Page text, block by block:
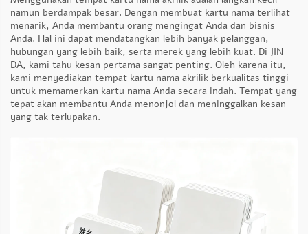
namun berdampak besar. Dengan membuat kartu nama terlihat
menarik, Anda membantu orang mengingat Anda dan bisnis
Anda. Hal ini dapat mendatangkan lebih banyak pelanggan,
hubungan yang lebih baik, serta merek yang lebih kuat. Di JIN
DA, kami tahu kesan pertama sangat penting. Oleh karena itu,
kami menyediakan tempat kartu nama akrilik berkualitas tinggi
untuk memamerkan kartu nama Anda secara indah. Tempat yang
tepat akan membantu Anda menonjol dan meninggalkan kesan
yang tak terlupakan.